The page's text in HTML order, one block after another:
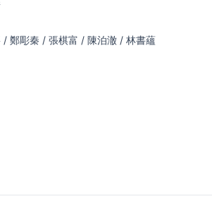
/ 鄭彫秦 / 張棋富 / 陳泊澈 / 林書蘊